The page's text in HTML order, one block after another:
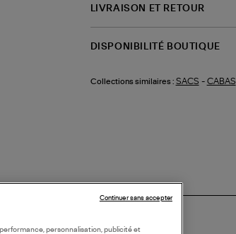
LIVRAISON ET RETOUR
DISPONIBILITÉ BOUTIQUE
Collections similaires : SACS - CABAS
personnalisation, publicité et
Continuer sans accepter